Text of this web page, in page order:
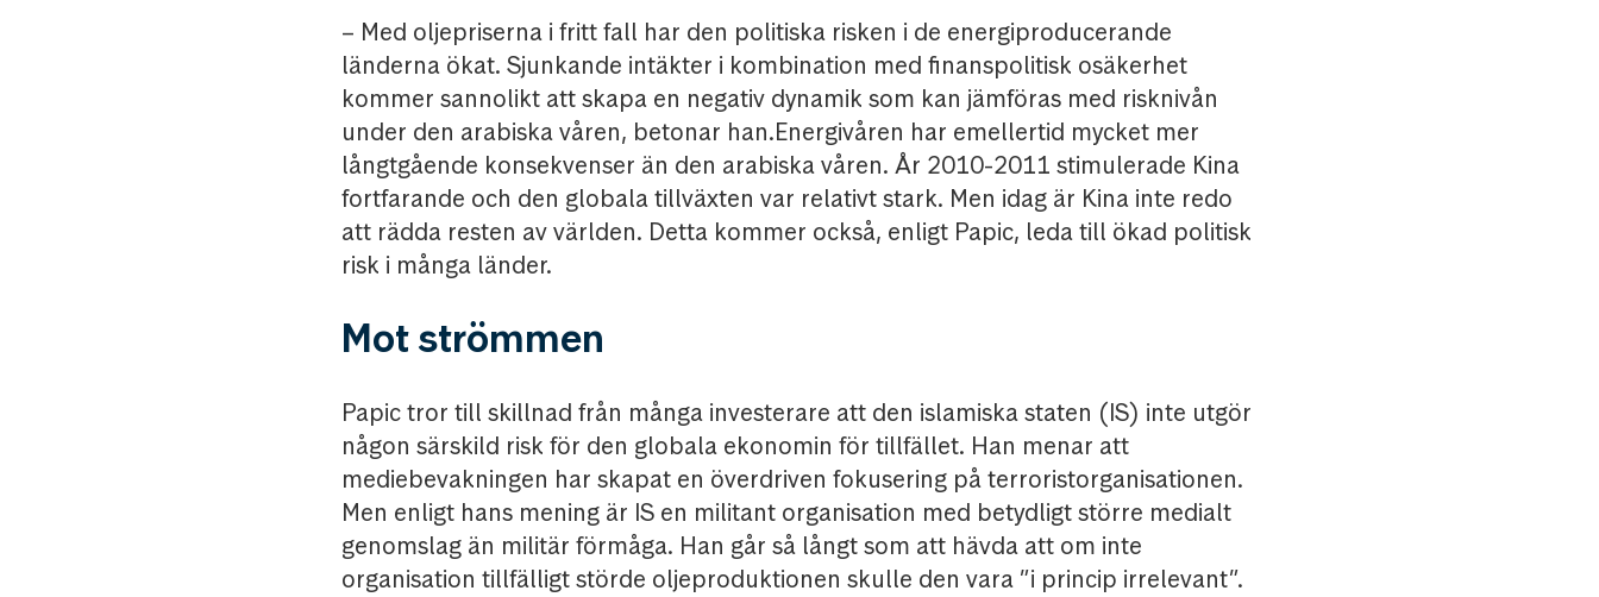
– Med oljepriserna i fritt fall har den politiska risken i de energiproducerande
länderna ökat. Sjunkande intäkter i kombination med finanspolitisk osäkerhet
kommer sannolikt att skapa en negativ dynamik som kan jämföras med risknivån
under den arabiska våren, betonar han.Energivåren har emellertid mycket mer
långtgående konsekvenser än den arabiska våren. År 2010-2011 stimulerade Kina
fortfarande och den globala tillväxten var relativt stark. Men idag är Kina inte redo
att rädda resten av världen. Detta kommer också, enligt Papic, leda till ökad politisk
risk i många länder.
Mot strömmen
Papic tror till skillnad från många investerare att den islamiska staten (IS) inte utgör
någon särskild risk för den globala ekonomin för tillfället. Han menar att
mediebevakningen har skapat en överdriven fokusering på terroristorganisationen.
Men enligt hans mening är IS en militant organisation med betydligt större medialt
genomslag än militär förmåga. Han går så långt som att hävda att om inte
organisation tillfälligt störde oljeproduktionen skulle den vara ”i princip irrelevant”.